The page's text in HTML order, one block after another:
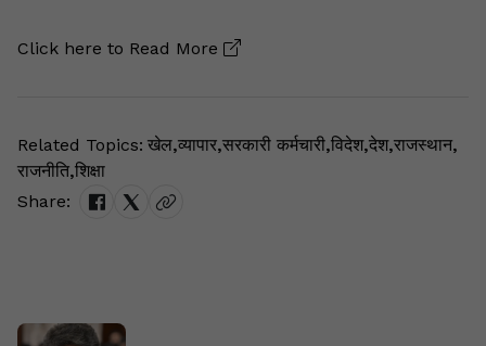
Click here to Read More
Related Topics: खेल,व्यापार,सरकारी कर्मचारी,विदेश,देश,राजस्थान,
राजनीति,शिक्षा
Share: